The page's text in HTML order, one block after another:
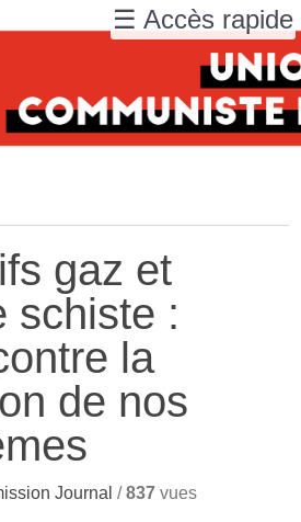
gaz et
schiste :
la
de nos
Journal /837 vues
☰ Accès rapide